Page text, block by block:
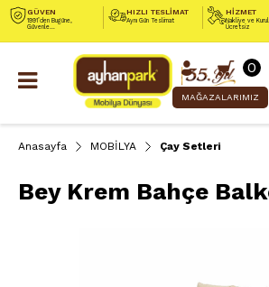
GÜVEN
1991’den Bugüne,
Güvenle...
HIZLI TESLİMAT
Aynı Gün Teslimat
HİZMET
Nakliye ve
Ücretsiz
0
MAĞAZALARIMIZ
Anasayfa MOBİLYA Çay Setleri
Bey Krem Bahçe